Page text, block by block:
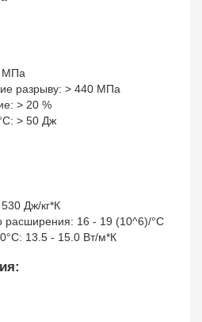
МПа
разрыву: > 440 МПа
> 20 %
> 50 Дж
Дж/кг*К
расширения: 16 - 19 (10^6)/°С
13.5 - 15.0 Вт/м*К